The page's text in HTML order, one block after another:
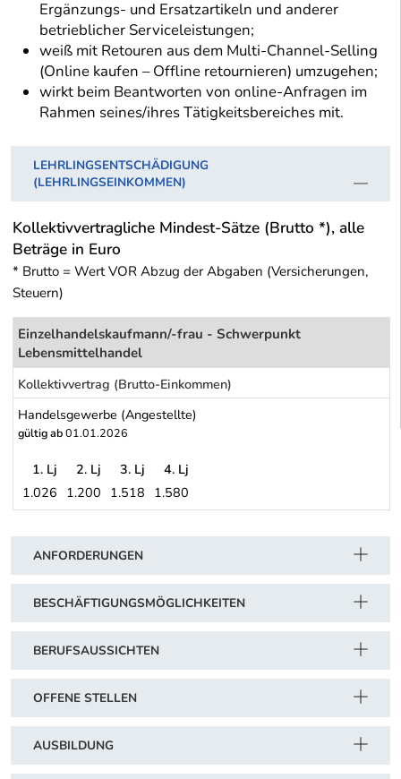
Ergänzungs- und Ersatzartikeln und anderer
betrieblicher Serviceleistungen;
weiß mit Retouren aus dem Multi-Channel-Selling
(Online kaufen – Offline retournieren) umzugehen;
wirkt beim Beantworten von online-Anfragen im
Rahmen seines/ihres Tätigkeitsbereiches mit.
LEHRLINGSENTSCHÄDIGUNG
(LEHRLINGSEINKOMMEN)
Kollektivvertragliche Mindest-Sätze (Brutto *), alle
Beträge in Euro
* Brutto = Wert VOR Abzug der Abgaben (Versicherungen,
Steuern)
Einzelhandelskaufmann/-frau - Schwerpunkt
Lebensmittelhandel
Kollektivvertrag (Brutto-Einkommen)
Handelsgewerbe (Angestellte)
gültig ab01.01.2026
Handelsgewerbe (Angestellte)
1. Lj 2. Lj 3. Lj
4. Lj
1.026 1.200 1.518 1.580
ANFORDERUNGEN
BESCHÄFTIGUNGSMÖGLICHKEITEN
BERUFSAUSSICHTEN
OFFENE STELLEN
AUSBILDUNG